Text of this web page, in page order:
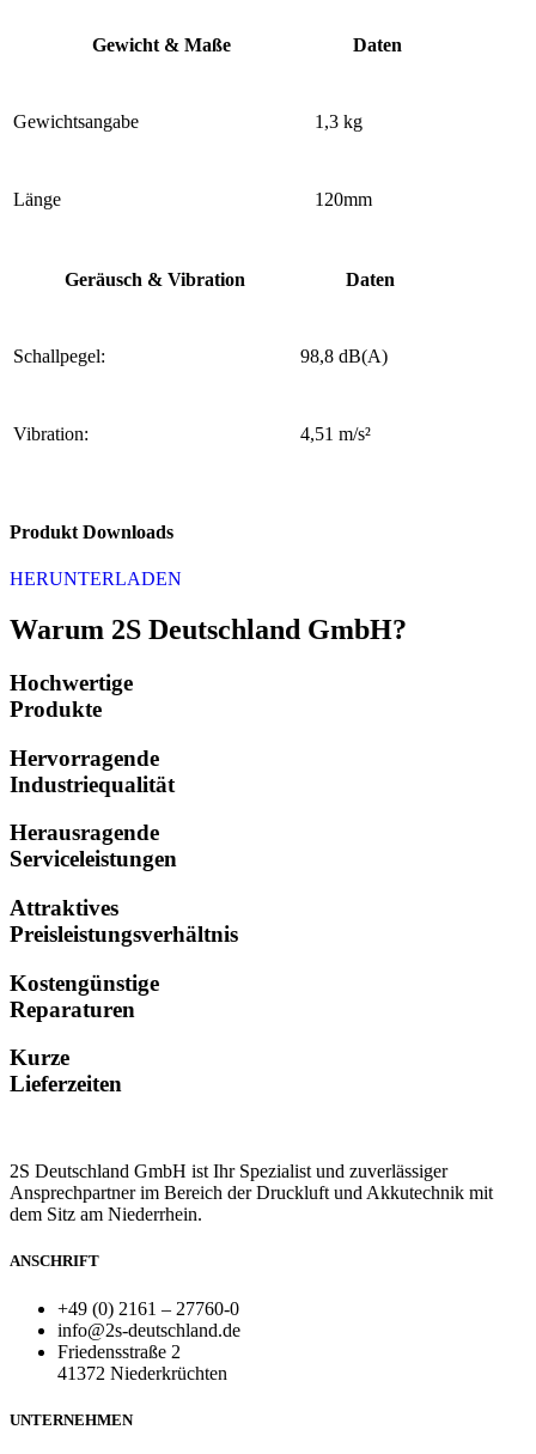
Gewicht & Maße Daten
Gewichtsangabe 1,3 kg
Länge 120mm
Geräusch & Vibration Daten
Schallpegel: 98,8 dB(A)
Vibration: 4,51 m/s²
Produkt Downloads
HERUNTERLADEN
Warum 2S Deutschland GmbH?
Hochwertige
Produkte
Hervorragende
Industriequalität
Herausragende
Serviceleistungen
Attraktives
Preisleistungsverhältnis
Kostengünstige
Reparaturen
Kurze
Lieferzeiten
2S Deutschland GmbH ist Ihr Spezialist und zuverlässiger
Ansprechpartner im Bereich der Druckluft und Akkutechnik mit
dem Sitz am Niederrhein.
ANSCHRIFT
+49 (0) 2161 – 27760-0
info@2s-deutschland.de
Friedensstraße 2
41372 Niederkrüchten
UNTERNEHMEN